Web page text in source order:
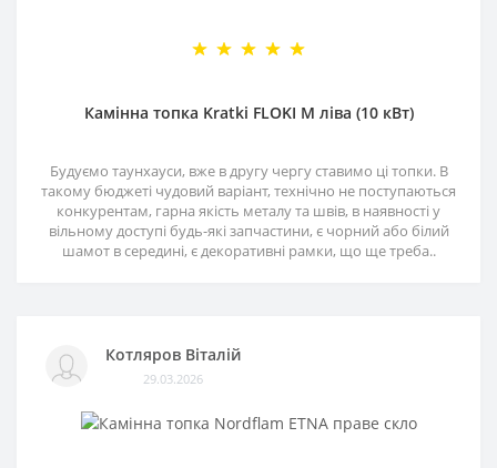
Камінна топка Kratki FLOKI M ліва (10 кВт)
Будуємо таунхауси, вже в другу чергу ставимо ці топки. В
такому бюджеті чудовий варіант, технічно не поступаються
конкурентам, гарна якість металу та швів, в наявності у
вільному доступі будь-які запчастини, є чорний або білий
шамот в середині, є декоративні рамки, що ще треба..
Котляров Віталій
29.03.2026